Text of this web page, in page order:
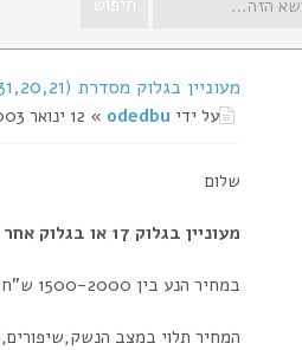
מעוניין בגלוק מסדרת (17,22,31,20,21) standard
על ידי odedbu » 12 ינואר 2003, 02:55
שלום
מעוניין בגלוק 17 או בגלוק אחר הזהה לו בגודלו (סידרת STANDARD)
במחיר הנע בין 1500-2000 ש"ח
המחיר תלוי במצב